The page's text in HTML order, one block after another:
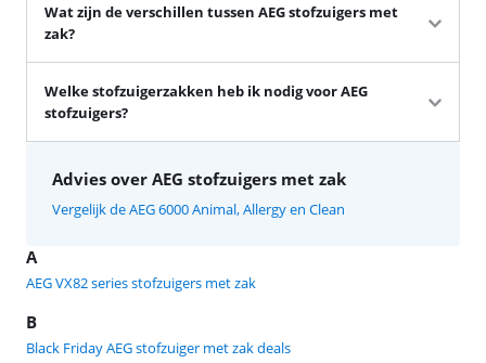
Wat zijn de verschillen tussen AEG stofzuigers met
zak?
Welke stofzuigerzakken heb ik nodig voor AEG
stofzuigers?
Advies over AEG stofzuigers met zak
Vergelijk de AEG 6000 Animal, Allergy en Clean
A
AEG VX82 series stofzuigers met zak
B
Black Friday AEG stofzuiger met zak deals